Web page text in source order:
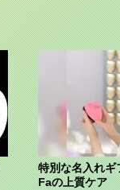
特別な名入れギ
Faの上質ケア